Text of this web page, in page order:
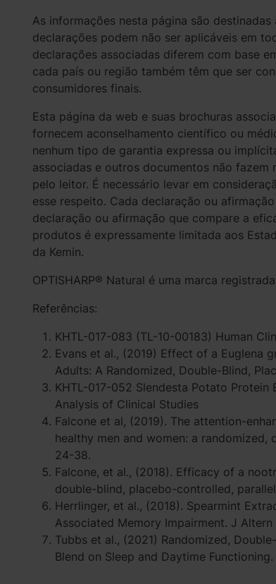
As informações nesta página são
declarações podem não ser aplicáveis em
declarações associadas diferem com base
cada país ou região também têm que ser
consumidores finais.
Esta página da web e suas brochuras
fornecem aconselhamento científico ou
nenhum tipo de garantia expressa ou
associadas e outros documentos não
pelo leitor. É necessário levar em
esse respeito. Cada declaração ou
declaração ou afirmação que compare a
produtos é expressamente limitada aos
da Kemin.
OPTISHARP® Natural é uma marca
Referências:
KHTL-017-083 (TL-10-00183) Human
Evans et al., (2019) Effect of a Euglena
Adults: A Randomized, Double-Blind,
KHTL-017-052 Slendesta Potato
Analysis of Clinical Studies
Falcone et al, (2019). The attention-
healthy men and women: a
24-38.
Falcone, et al., (2018). Efficacy of a
double-blind, placebo-controlled,
Herrlinger, et al., (2018). Spearmint
Associated Memory Impairment. J
Tubbs et al., (2021) Randomized,
Blend on Sleep and Daytime